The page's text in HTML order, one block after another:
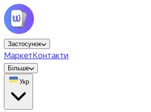
Застосунок
МаркетКонтакти
Більше
Укр